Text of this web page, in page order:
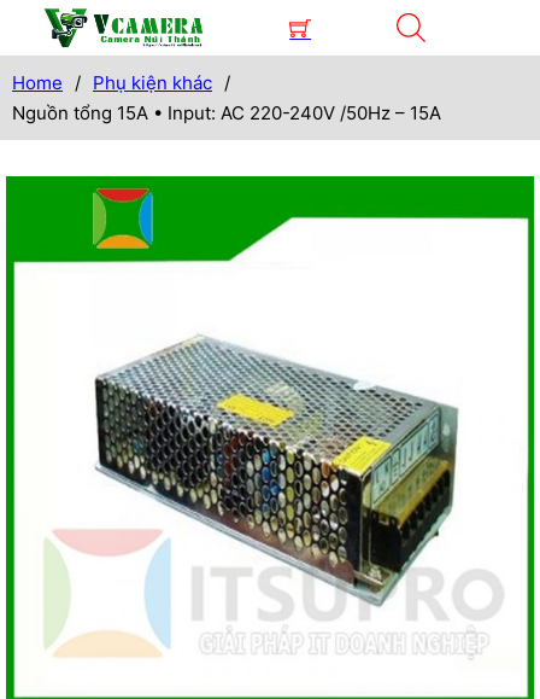
Home / Phụ kiện khác /
Nguồn tổng 15A • Input: AC 220-240V /50Hz – 15A